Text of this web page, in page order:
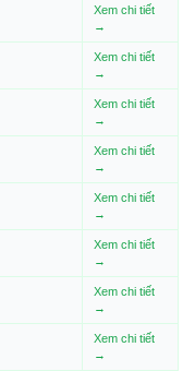
Xem chi tiết
→
Xem chi tiết
→
Xem chi tiết
→
Xem chi tiết
→
Xem chi tiết
→
Xem chi tiết
→
Xem chi tiết
→
Xem chi tiết
→